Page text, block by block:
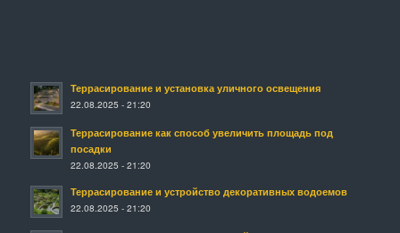
Террасирование и установка уличного освещения
22.08.2025 - 21:20
Террасирование как способ увеличить площадь под
посадки
22.08.2025 - 21:20
Террасирование и устройство декоративных водоемов
22.08.2025 - 21:20